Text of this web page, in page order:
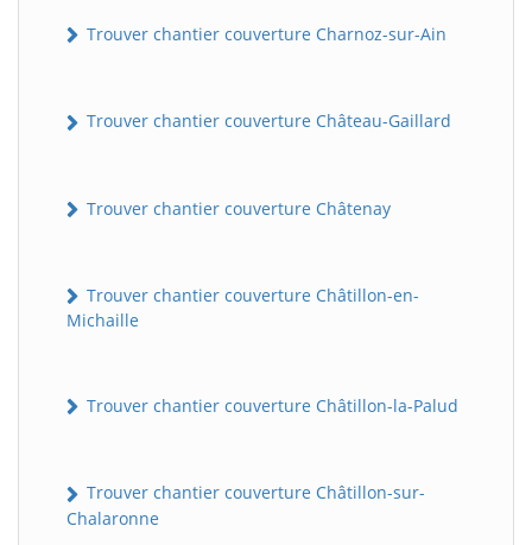
Trouver chantier couverture Charnoz-sur-Ain
Trouver chantier couverture Château-Gaillard
Trouver chantier couverture Châtenay
Trouver chantier couverture Châtillon-en-
Michaille
Trouver chantier couverture Châtillon-la-Palud
Trouver chantier couverture Châtillon-sur-
Chalaronne
B BatiWebPro
Assistant en ligne